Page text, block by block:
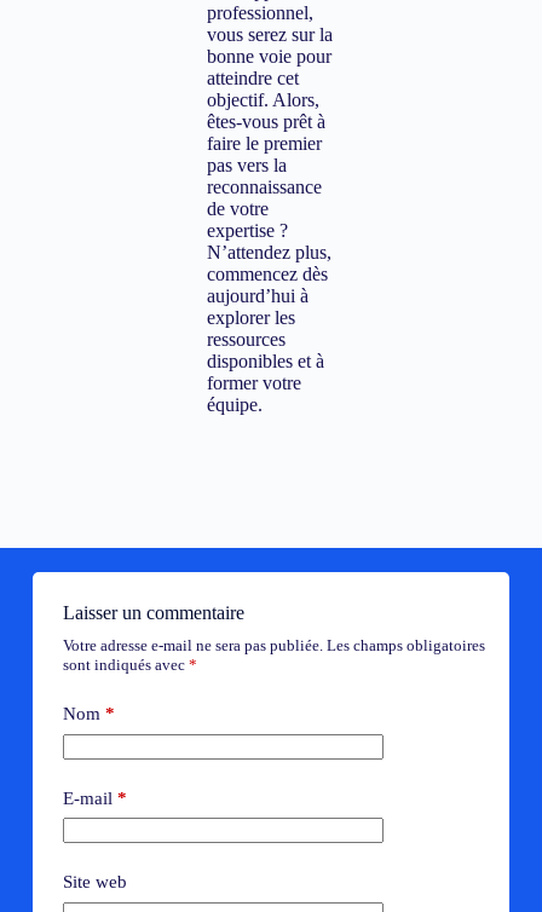
professionnel,
vous serez sur la
bonne voie pour
atteindre cet
objectif. Alors,
êtes-vous prêt à
faire le premier
pas vers la
reconnaissance
de votre
expertise ?
N’attendez plus,
commencez dès
aujourd’hui à
explorer les
ressources
disponibles et à
former votre
équipe.
Laisser un commentaire
Votre adresse e-mail ne sera pas publiée. Les champs obligatoires
sont indiqués avec *
Nom *
E-mail *
Site web